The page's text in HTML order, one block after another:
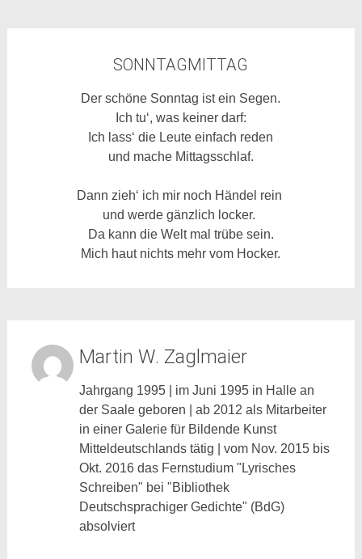
SONNTAGMITTAG
Der schöne Sonntag ist ein Segen.
Ich tu‘, was keiner darf:
Ich lass‘ die Leute einfach reden
und mache Mittagsschlaf.
Dann zieh‘ ich mir noch Händel rein
und werde gänzlich locker.
Da kann die Welt mal trübe sein.
Mich haut nichts mehr vom Hocker.
Martin W. Zaglmaier
Jahrgang 1995 | im Juni 1995 in Halle an
der Saale geboren | ab 2012 als Mitarbeiter
in einer Galerie für Bildende Kunst
Mitteldeutschlands tätig | vom Nov. 2015 bis
Okt. 2016 das Fernstudium "Lyrisches
Schreiben" bei "Bibliothek
Deutschsprachiger Gedichte" (BdG)
absolviert